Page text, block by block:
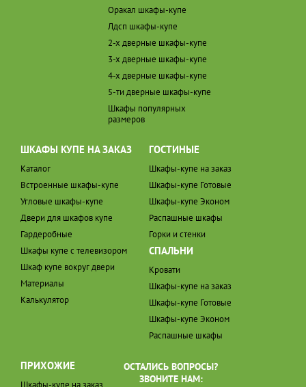
Оракал шкафы-купе
Лдсп шкафы-купе
2-х дверные шкафы-купе
3-х дверные шкафы-купе
4-х дверные шкафы-купе
5-ти дверные шкафы-купе
Шкафы популярных
размеров
ШКАФЫ КУПЕ НА ЗАКАЗ
Каталог
Встроенные шкафы-купе
Угловые шкафы-купе
Двери для шкафов купе
Гардеробные
Шкафы купе с телевизором
Шкаф купе вокруг двери
Материалы
Калькулятор
ГОСТИНЫЕ
Шкафы-купе на заказ
Шкафы-купе Готовые
Шкафы-купе Эконом
Распашные шкафы
Горки и стенки
СПАЛЬНИ
Кровати
Шкафы-купе на заказ
Шкафы-купе Готовые
Шкафы-купе Эконом
Распашные шкафы
ПРИХОЖИЕ
Шкафы-купе на заказ
ОСТАЛИСЬ ВОПРОСЫ?
ЗВОНИТЕ НАМ: